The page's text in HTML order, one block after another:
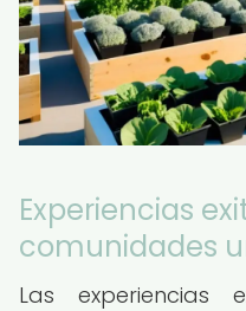
Experiencias
comunidades
Las experiencias